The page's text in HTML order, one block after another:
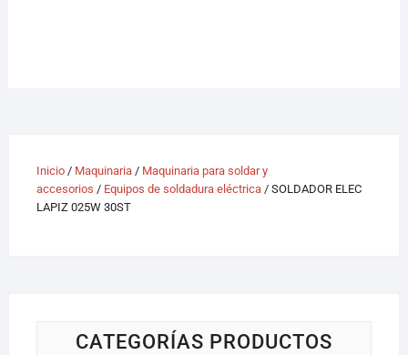
Inicio/ Maquinaria/ Maquinaria para soldar y
accesorios / Equipos de soldadura eléctrica/ SOLDADOR ELEC
LAPIZ 025W 30ST
CATEGORÍAS PRODUCTOS